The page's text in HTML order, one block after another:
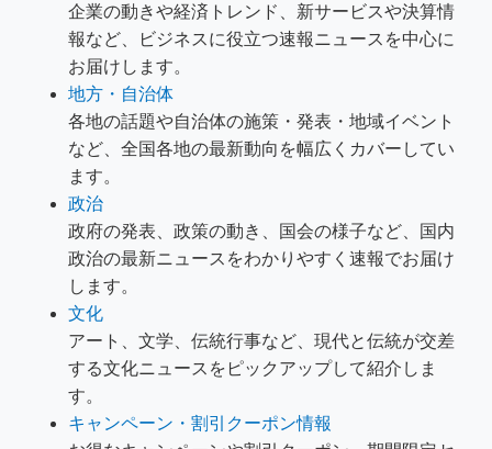
企業の動きや経済トレンド、新サービスや決算情
報など、ビジネスに役立つ速報ニュースを中心に
お届けします。
地方・自治体
各地の話題や自治体の施策・発表・地域イベント
など、全国各地の最新動向を幅広くカバーしてい
ます。
政治
政府の発表、政策の動き、国会の様子など、国内
政治の最新ニュースをわかりやすく速報でお届け
します。
文化
アート、文学、伝統行事など、現代と伝統が交差
する文化ニュースをピックアップして紹介しま
す。
キャンペーン・割引クーポン情報